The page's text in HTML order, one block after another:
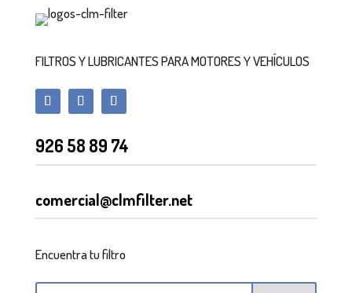
FILTROS Y LUBRICANTES PARA MOTORES Y VEHÍCULOS
926 58 89 74
comercial@clmfilter.net
Encuentra tu filtro